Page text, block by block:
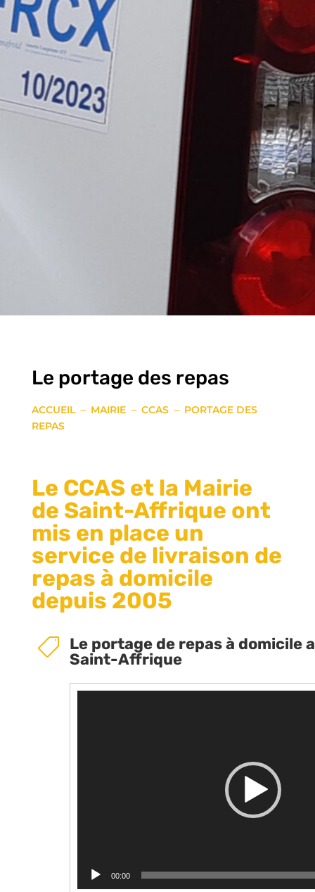
Le portage des repas
ACCUEIL K MAIRIE K CCAS K PORTAGE DES
REPAS
Le CCAS et la Mairie
de Saint-Affrique ont
mis en place un
service de livraison de
repas à domicile
depuis 2005
 Le portage de repas à domicile
Saint-Affrique
00:00